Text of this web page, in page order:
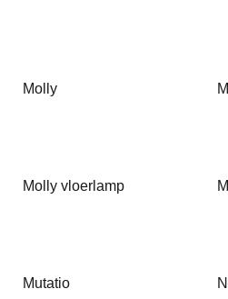
Molly
Molly vloerlamp
Mutatio